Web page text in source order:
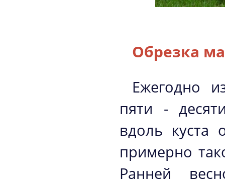
Обрезка
Ежегодно
пяти -
вдоль куста
примерно
Ранней